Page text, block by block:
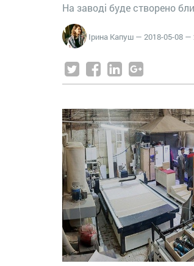
На заводі буде створено
Ірина Капуш — 2018-05-08 —